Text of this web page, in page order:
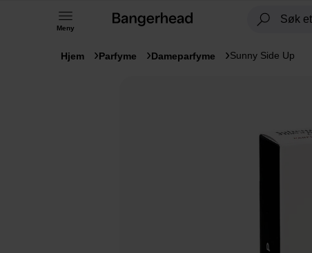
Meny
Hjem Parfyme Dameparfyme Sunny Side Up